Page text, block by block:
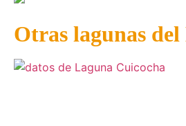
Otras lagunas